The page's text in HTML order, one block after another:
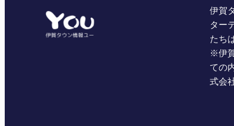
伊賀
ター
たち
※伊
ての
式会